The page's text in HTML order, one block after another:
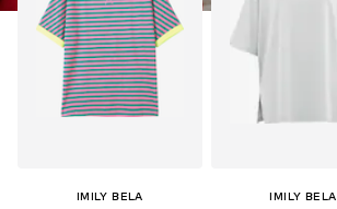
IMILY BELA IMILY BELA